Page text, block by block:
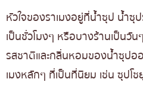
หัวใจของราเมงอยู่ที่น้ำซุป น้ำซุป
เป็นชั่วโมงๆ หรือบางร้านเป็นวั
รสชาติและกลิ่นหอมของน้ำซุปอ
เมงหลักๆ ที่เป็นที่นิยม เช่น ซุปโ